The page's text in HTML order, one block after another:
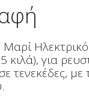
κιλά), για
τενεκέδες,